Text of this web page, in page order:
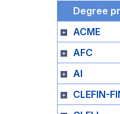
Degree
ACME
AFC
AI
CLEFIN-